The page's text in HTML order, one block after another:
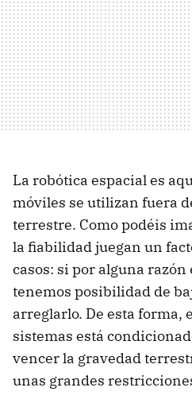
La robótica espacial es
móviles se utilizan fuera
terrestre. Como podéis
la fiabilidad juegan un
casos: si por alguna
tenemos posibilidad de
arreglarlo. De esta forma,
sistemas está
vencer la gravedad
unas grandes